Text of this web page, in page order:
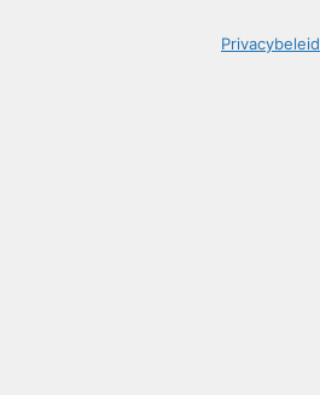
Privacybeleid